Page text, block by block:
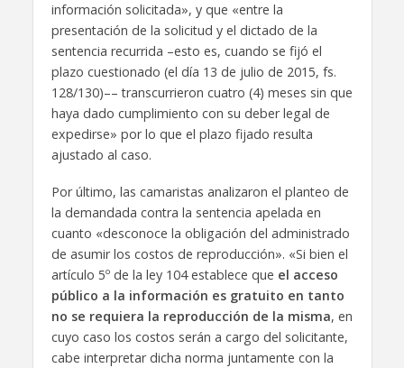
información solicitada», y que «entre la
presentación de la solicitud y el dictado de la
sentencia recurrida –esto es, cuando se fijó el
plazo cuestionado (el día 13 de julio de 2015, fs.
128/130)–– transcurrieron cuatro (4) meses sin que
haya dado cumplimiento con su deber legal de
expedirse» por lo que el plazo fijado resulta
ajustado al caso.
Por último, las camaristas analizaron el planteo de
la demandada contra la sentencia apelada en
cuanto «desconoce la obligación del administrado
de asumir los costos de reproducción». «Si bien el
artículo 5º de la ley 104 establece que el acceso
público a la información es gratuito en tanto
no se requiera la reproducción de la misma, en
cuyo caso los costos serán a cargo del solicitante,
cabe interpretar dicha norma juntamente con la